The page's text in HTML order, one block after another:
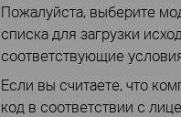
Пожалуйста, выберите
списка для загрузки
соответствующие
Если вы считаете, что
код в соответствии с